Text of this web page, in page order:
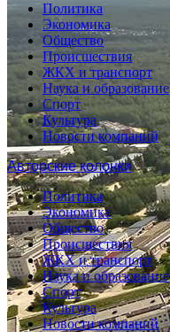
Политика
Экономика
Общество
Происшествия
ЖКХ и транспорт
Наука и образование
Спорт
Культура
Новости компаний
Авторские колонки
Политика
Экономика
Общество
Происшествия
ЖКХ и транспорт
Наука и образование
Спорт
Культура
Новости компаний